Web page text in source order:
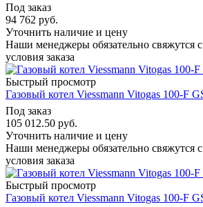
Под заказ
94 762 руб.
Уточнить наличие и цену
Наши менеджеры обязательно свяжутся
условия заказа
Быстрый просмотр
Газовый котел Viessmann Vitogas 100-F
Под заказ
105 012.50 руб.
Уточнить наличие и цену
Наши менеджеры обязательно свяжутся
условия заказа
Быстрый просмотр
Газовый котел Viessmann Vitogas 100-F